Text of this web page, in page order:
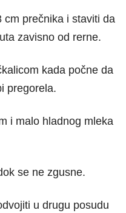
cm prečnika i staviti da
zavisno od rerne.
kada počne da
pregorela.
i malo hladnog mleka
se ne zgusne.
u drugu posudu